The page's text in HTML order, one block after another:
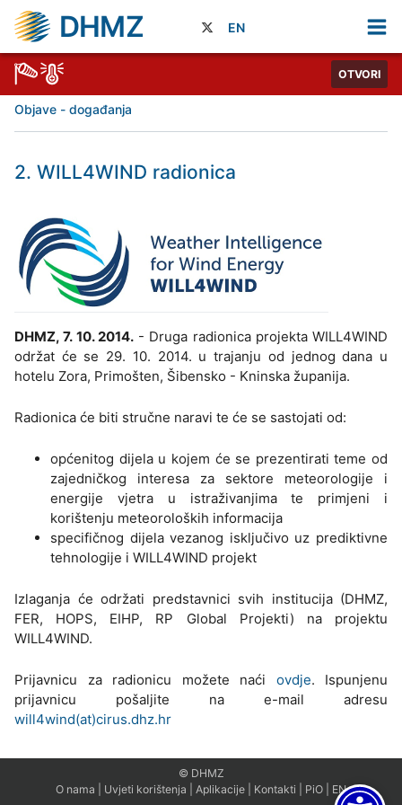
DHMZ EN
OTVORI
Objave - događanja
2. WILL4WIND radionica
DHMZ, 7. 10. 2014.- Druga radionica projekta WILL4WIND
održat će se 29. 10. 2014. u trajanju od jednog dana u
hotelu Zora, Primošten, Šibensko - Kninska županija.
Radionica će biti stručne naravi te će se sastojati od:
općenitog dijela u kojem će se prezentirati teme od
zajedničkog interesa za sektore meteorologije i
energije vjetra u istraživanjima te primjeni i
korištenju meteoroloških informacija
specifičnog dijela vezanog isključivo uz prediktivne
tehnologije i WILL4WIND projekt
Izlaganja će održati predstavnici svih institucija (DHMZ,
FER, HOPS, EIHP, RP Global Projekti) na projektu
WILL4WIND.
Prijavnicu za radionicu možete naći ovdje. Ispunjenu
prijavnicu pošaljite na e-mail adresu
will4wind(at)cirus.dhz.hr
© DHMZ
O nama
Uvjeti korištenja Aplikacije Kontakti PiO EN